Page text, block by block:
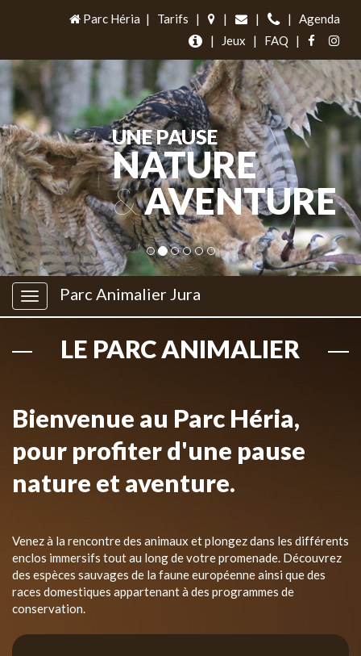
Parc Héria | Tarifs | | | |
Agenda
|
Jeux | FAQ |
UNE PAUSE
NATURE
&AVENTURE
Parc Animalier Jura
LE PARC ANIMALIER
Bienvenue au Parc Héria,
pour profiter d'une pause
nature et aventure.
Venez à la rencontre des animaux et plongez dans les différents
enclos immersifs tout au long de votre promenade. Découvrez
des espèces sauvages de la faune européenne ainsi que des
races domestiques appartenant à des programmes de
conservation.